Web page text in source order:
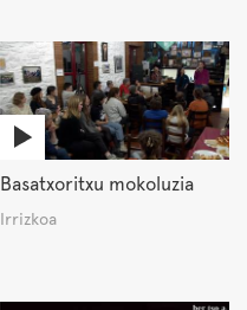
Basatxoritxu mokoluzia
Irrizkoa